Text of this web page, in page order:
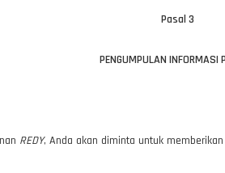
Pasal 3
PENGUMPULAN INFORMASI
REDY, Anda akan diminta untuk